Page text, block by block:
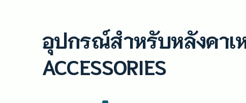
อุปกรณ์สำหรับหลังคาเ
ACCESSORIES